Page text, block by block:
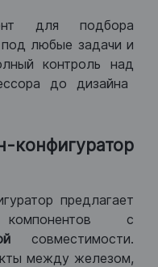
для подбора
под любые задачи и
контроль над
до дизайна
конфигуратор
предлагает
с
совместимости.
между железом,